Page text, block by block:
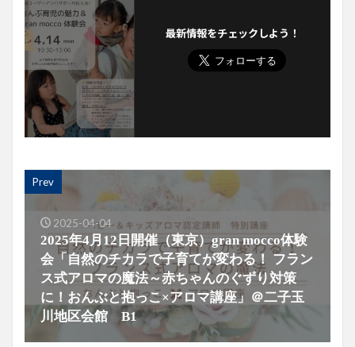
最新情報をチェックしよう！
Prev
2025-04-04
2025年4月12日開催（東京）gran mocco体験
会「自然のチカラで子育てが変わる！ フラン
ス式アロマの魔法～赤ちゃんのぐずり対策
に！おんぶと抱っこ×アロマ講座」＠二子玉
川地区会館 B1